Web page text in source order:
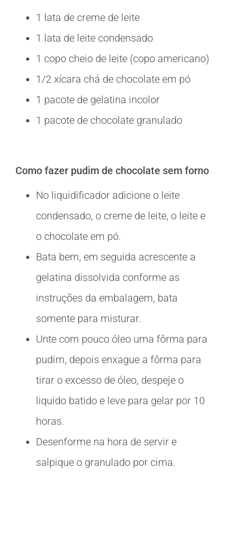
1 lata de creme de leite
1 lata de leite condensado
1 copo cheio de leite (copo americano)
1/2 xícara chá de chocolate em pó
1 pacote de gelatina incolor
1 pacote de chocolate granulado
Como fazer pudim de chocolate sem forno
No liquidificador adicione o leite
condensado, o creme de leite, o leite e
o chocolate em pó.
Bata bem, em seguida acrescente a
gelatina dissolvida conforme as
instruções da embalagem, bata
somente para misturar.
Unte com pouco óleo uma fôrma para
pudim, depois enxague a fôrma para
tirar o excesso de óleo, despeje o
liquido batido e leve para gelar por 10
horas.
Desenforme na hora de servir e
salpique o granulado por cima.